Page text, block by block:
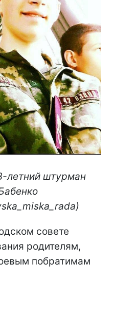
летний штурман
совете
родителям,
побратимам